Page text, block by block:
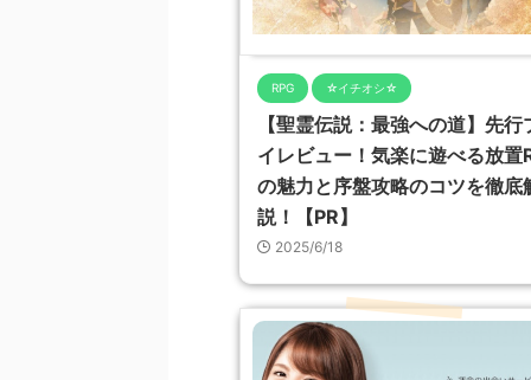
RPG ☆イチオシ☆
【聖霊伝説：最強への道】先行
イレビュー！気楽に遊べる放置
の魅力と序盤攻略のコツを徹底
説！【PR】
2025/6/18